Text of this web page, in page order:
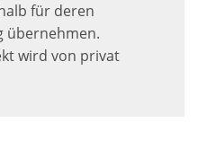
für deren
übernehmen.
wird von privat